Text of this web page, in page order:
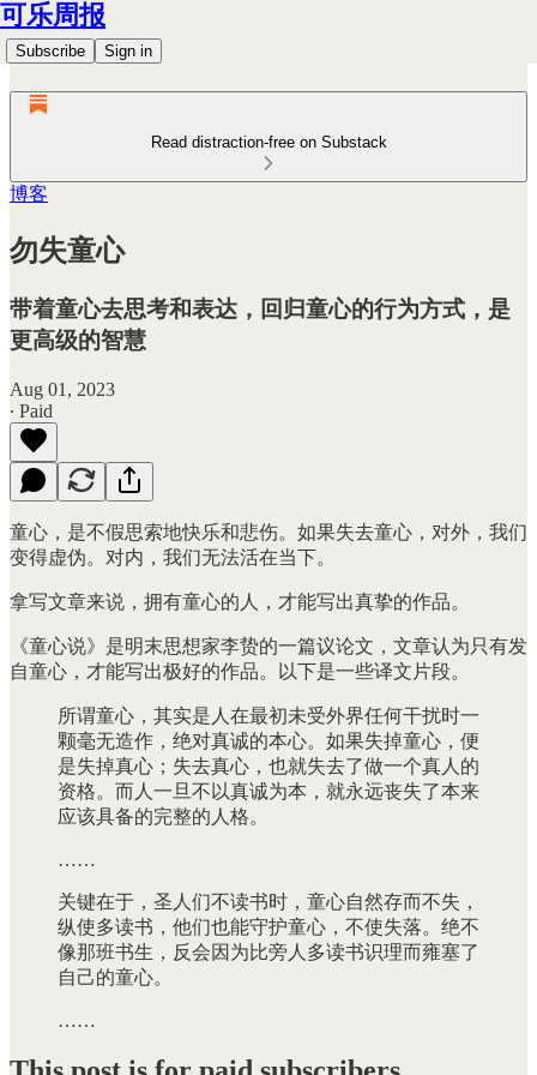
可乐周报
Subscribe Sign in
Read distraction-free on Substack
博客
勿失童心
带着童心去思考和表达，回归童心的行为方式，是
更高级的智慧
Aug 01, 2023
∙ Paid
童心，是不假思索地快乐和悲伤。如果失去童心，对外，我们
变得虚伪。对内，我们无法活在当下。
拿写文章来说，拥有童心的人，才能写出真挚的作品。
《童心说》是明末思想家李贽的一篇议论文，文章认为只有发
自童心，才能写出极好的作品。以下是一些译文片段。
所谓童心，其实是人在最初未受外界任何干扰时一
颗毫无造作，绝对真诚的本心。如果失掉童心，便
是失掉真心；失去真心，也就失去了做一个真人的
资格。而人一旦不以真诚为本，就永远丧失了本来
应该具备的完整的人格。
……
关键在于，圣人们不读书时，童心自然存而不失，
纵使多读书，他们也能守护童心，不使失落。绝不
像那班书生，反会因为比旁人多读书识理而雍塞了
自己的童心。
……